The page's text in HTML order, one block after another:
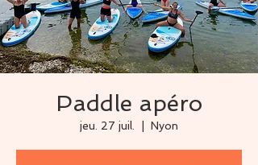
Paddle apéro
jeu. 27 juil. Nyon